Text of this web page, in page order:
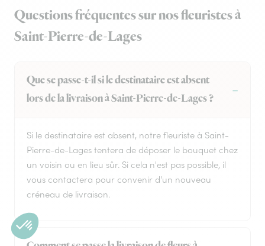
Questions fréquentes sur nos fleuristes à
Saint-Pierre-de-Lages
Que se passe-t-il si le destinataire est absent
lors de la livraison à Saint-Pierre-de-Lages ?
Si le destinataire est absent, notre fleuriste à Saint-
Pierre-de-Lages tentera de déposer le bouquet chez
un voisin ou en lieu sûr. Si cela n'est pas possible, il
vous contactera pour convenir d'un nouveau
créneau de livraison.